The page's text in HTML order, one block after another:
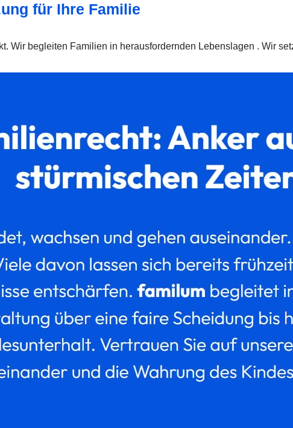
für Ihre Familie
Wir begleiten Familien in herausfordernden Lebenslagen . Wir